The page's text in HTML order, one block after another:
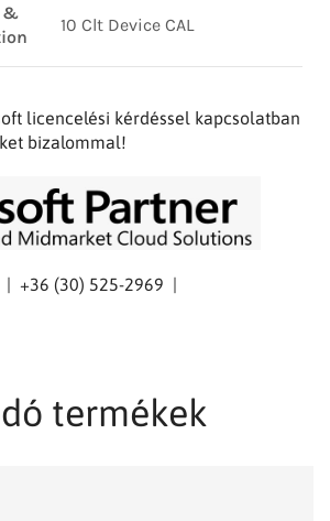
&
10 Clt Device CAL
licencelési kérdéssel kapcsolatban
bizalommal!
+36 (30) 525-2969 |
termékek